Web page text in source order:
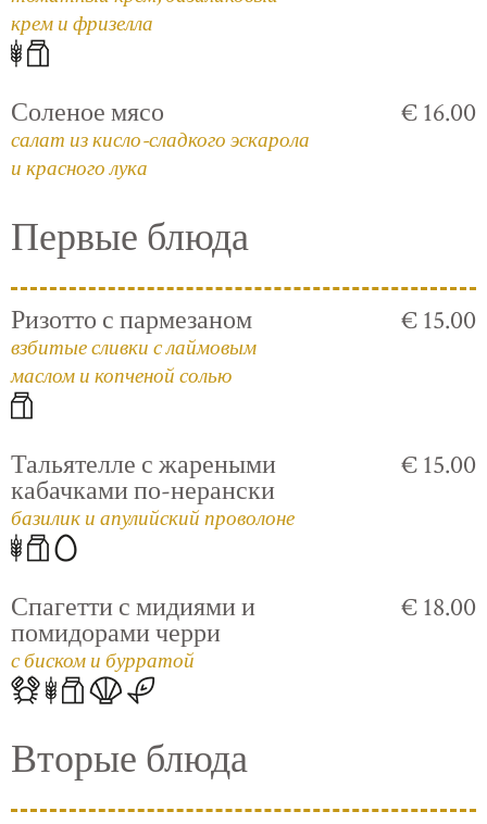
крем и фризелла
Соленое мясо
салат из кисло-сладкого эскарола
и красного лука
€ 16.00
Первые блюда
Ризотто с пармезаном
взбитые сливки с лаймовым
маслом и копченой солью
€ 15.00
Тальятелле с жареными
кабачками по-нерански
базилик и апулийский проволоне
€ 15.00
Спагетти с мидиями и
помидорами черри
с биском и бурратой
€ 18.00
Вторые блюда